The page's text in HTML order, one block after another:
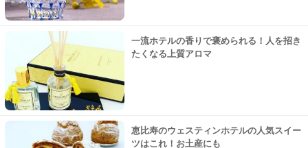
一流ホテルの香りで褒められる！人を招き
たくなる上質アロマ
恵比寿のウェスティンホテルの人気スイー
ツはこれ！お土産にも